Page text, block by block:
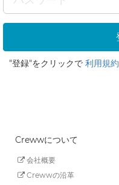
"登録"をクリックで 利用規約
Crewwについて
会社概要
Crewwの沿革